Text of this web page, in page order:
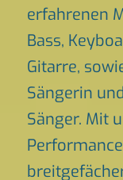
erfahrenen
Bass,
Gitarre,
Sängerin
Sänger. Mit